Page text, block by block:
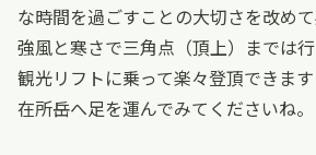
な時間を過ごすことの大切さを改め
強風と寒さで三角点（頂上）までは行
観光リフトに乗って楽々登頂できま
在所岳へ足を運んでみてくださいね。